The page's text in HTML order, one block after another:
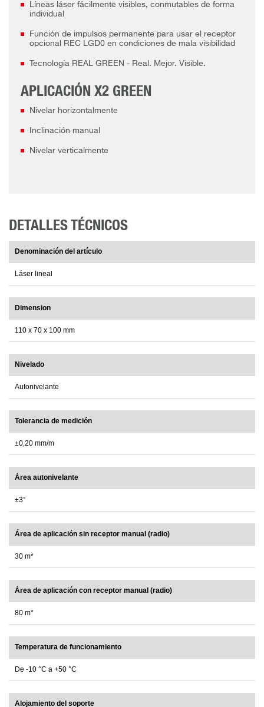
Líneas láser fácilmente visibles, conmutables de forma
individual
Función de impulsos permanente para usar el receptor
opcional REC LGD0 en condiciones de mala visibilidad
Tecnología REAL GREEN - Real. Mejor. Visible.
APLICACIÓN X2 GREEN
Nivelar horizontalmente
Inclinación manual
Nivelar verticalmente
DETALLES TÉCNICOS
Denominación del artículo
Láser lineal
Dimension
110 x 70 x 100 mm
Nivelado
Autonivelante
Tolerancia de medición
±0,20 mm/m
Área autonivelante
±3°
Área de aplicación sin receptor manual (radio)
30 m*
Área de aplicación con receptor manual (radio)
80 m*
Temperatura de funcionamiento
De -10 °C a +50 °C
Alojamiento del soporte